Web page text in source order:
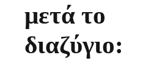
μετά το
διαζύγιο: